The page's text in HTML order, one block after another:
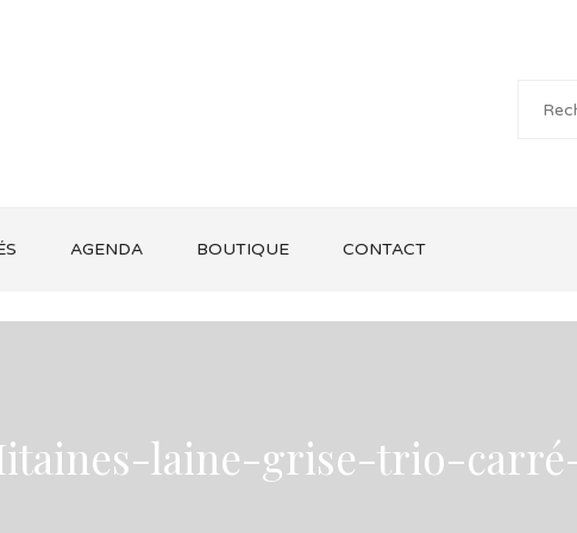
AGENDA BOUTIQUE CONTACT
laine-grise-trio-